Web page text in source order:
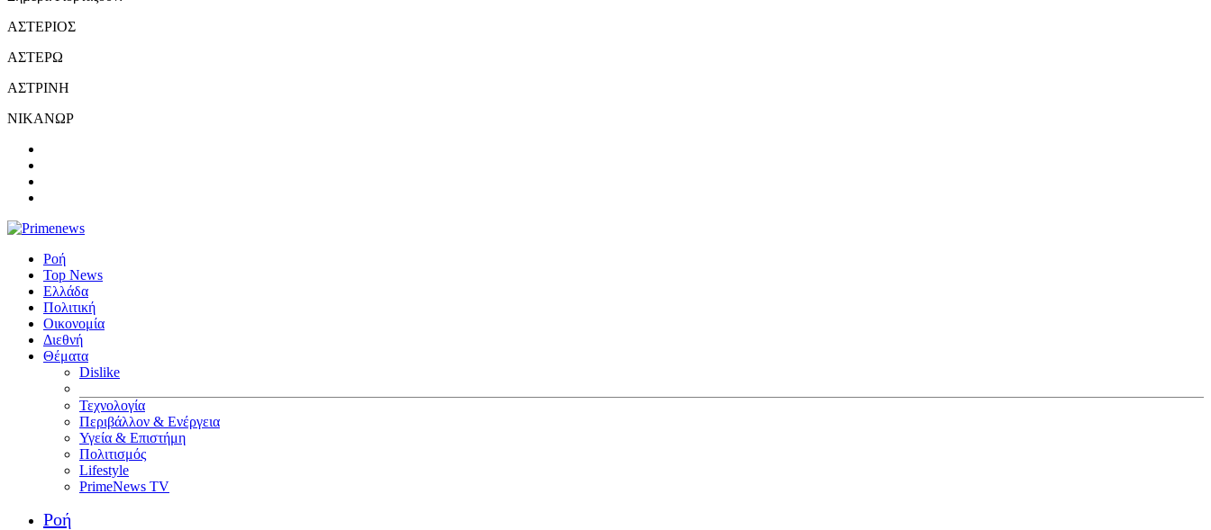
ΑΣΤΕΡΙΟΣ
ΑΣΤΕΡΩ
ΑΣΤΡΙΝΗ
ΝΙΚΑΝΩΡ
Ροή
Top News
Ελλάδα
Πολιτική
Οικονομία
Διεθνή
Θέματα
Dislike
Τεχνολογία
Περιβάλλον & Ενέργεια
Υγεία & Επιστήμη
Πολιτισμός
Lifestyle
PrimeNews TV
Ροή